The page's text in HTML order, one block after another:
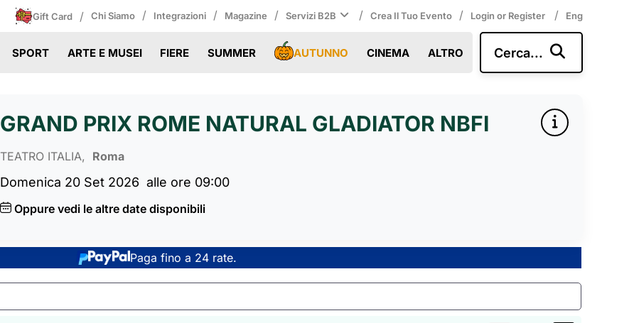
Gift Card / Chi Siamo / Integrazioni / Magazine / Servizi B2B / Crea Il Tuo Evento / Login or Register / Eng
SPORT ARTE E MUSEI FIERE SUMMER AUTUNNO CINEMA ALTRO Cerca...
GRAND PRIX ROME NATURAL GLADIATOR NBFI
TEATRO ITALIA, Roma
Domenica 20 Set 2026 alle ore 09:00
Oppure vedi le altre date disponibili
Paga fino a 24 rate.